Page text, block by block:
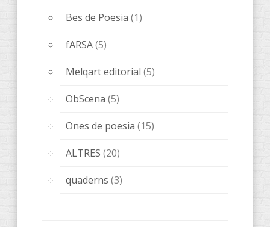
Bes de Poesia (1)
fARSA(5)
Melqart editorial (5)
ObScena (5)
Ones de poesia (15)
ALTRES (20)
quaderns (3)